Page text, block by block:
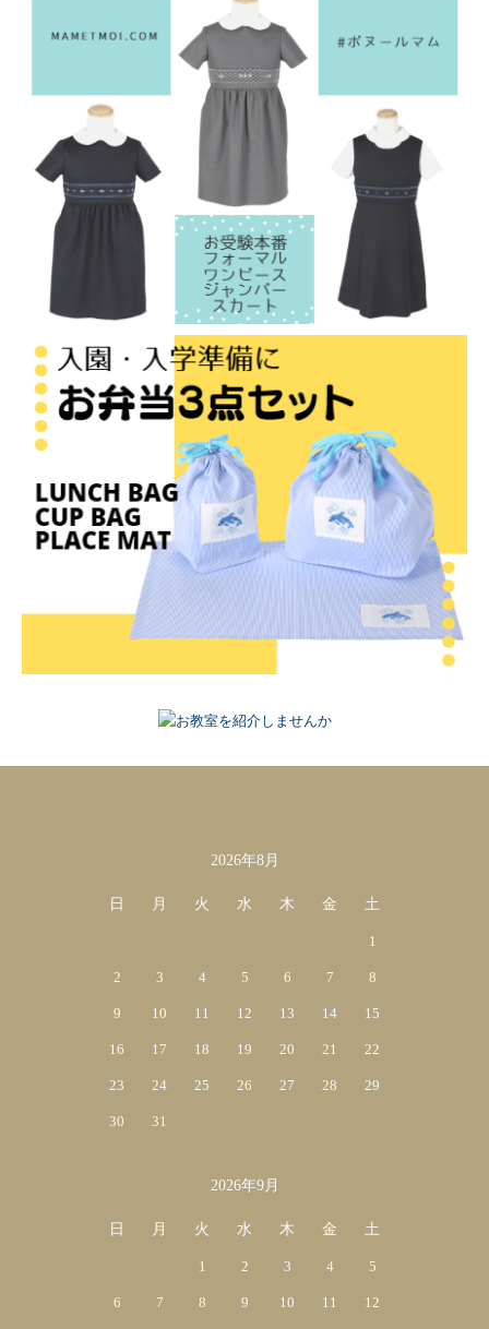
2026年8月
日 月 火 水 木 金 土
1
2 3 4 5 6 7 8
9 10 11 12 13 14 15
16 17 18 19 20 21 22
23 24 25 26 27 28 29
30 31
2026年9月
日 月 火 水 木 金 土
1 2 3 4 5
6 7 8 9 10 11 12